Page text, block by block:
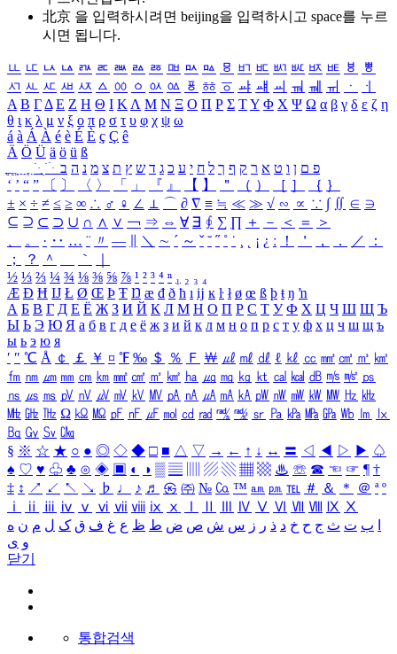
北京 을 입력하시려면 beijing을 입력하시고 space를 누르
시면 됩니다.
ㅥ ㅦ ㅧ ㅨ ㅩ ㅪ ㅫ ㅬ ㅭ ㅮ ㅯ ㅰ ㅱ ㅲ ㅳ ㅴ ㅵ ㅶ ㅷ ㅸ
ㅹ
ㅺ ㅻ ㅼ ㅽ ㅾ ㅿ ㆀ ㆁ ㆂ ㆃ ㆄ ㆅ ㆆ ㆇ ㆈ ㆉ ㆊ ㆋ ㆌ ㆍ
ㆎ
Α Β ΓΔ Ε Ζ Η Θ Ι ΚΛ Μ Ν Ξ Ο Π Ρ Σ ΤΥ Φ Χ Ψ Ω α β γ δ ε ζ η
θ ι κ λ μ ν ξ ο π ρ σ τ υ φ χ ψ ω
á à Á À é è É È ç Ç ê
Ä Ö Ü ä ö ü ß
ִֶֹ ֻּ ׁׂ פ ם ן ו ט א ר ק ף ך ל ח י ע כ ג ד ש ץ ת צ מ נ ה ב
‘ ’ “ ” 〔 〕 〈 〉 「 」 『 』 【 】 ＂ （ ） ［ ］ ｛ ｝
± × ÷ ≠ ≤ ≥ ∞ ∴ ♂ ♀ ∠ ⊥ ⌒ ∂ ∇ ≡ ≒ ≪ ≫ √ ∽ ∝ ∵ ∫ ∬ ∈ ∋
⊆ ⊇ ⊂ ⊃ ∪ ∩ ∧ ∨ ￢ ⇒ ⇔ ∀ ∃ ∮ ∑ ∏ ＋ － ＜ ＝
＞
、
。 · ‥ … ¨ 〃 ― ＼ ∼ ´ ～ ˇ ˘ ˝ ˚ ˙ ¸ ¡ ¿ ː ！ ＇ ， ． ／
：
；
？ ＾ ｀
½ ⅓ ⅔ ¼ ¾ ⅛ ⅜ ⅝ ⅞ ¹ ² ³ ⁴ ⁿ ₁ ₂ ₃ ₄
Æ Ð Ħ Ĳ Ł Ø Œ Þ Ŧ Ŋ æ đ ð ħ ı ĳ ĸ ŀ ł ø œ ß þ ŧ ŋ ŉ
А Б В Г Д Е Ё Ж З И Й К Л М Н О П Р С Т У Ф Х Ц Ч Ш Щ Ъ
Ы Ь Э Ю Я а б в г д е ё ж з и й к л м н о п р с т у ф х ц ч ш щ ъ
ы ь э ю я
′ ″ ℃ Å ￠ ￡ ￥ ¤ ℉ ‰ ＄ ％ Ｆ ￦ ㎕ ㎖ ㎗ ℓ ㎘ ㏄ ㎣ ㎤ ㎥ ㎦
㎙ ㎚ ㎛ ㎜ ㎝ ㎞ ㎟ ㎠ ㎡ ㎢ ㏊ ㎍ ㎎ ㎏ ㏏ ㎈ ㎉ ㏈ ㎧ ㎨ ㎰
㎱ ㎲ ㎳ ㎴ ㎵ ㎶ ㎷ ㎸ ㎹ ㎀ ㎁ ㎂ ㎃ ㎄ ㎺ ㎻ ㎽ ㎾ ㎿ ㎐ ㎑
㎒ ㎓ ㎔ Ω ㏀ ㏁ ㎊ ㎋ ㎌ ㏖ ㏅ ㎭ ㎮ ㎯ ㏛ ㎩ ㎪ ㎫ ㎬ ㏝ ㏐
㏓
㏃ ㏉ ㏜ ㏆
§ ※ ☆ ★ ○ ● ◎ ◇ ◆ □ ■ △ ▽ → ← ↑ ↓ ↔ 〓 ◁ ◀ ▷ ▶ ♤
♠ ♡ ♥ ♧ ♣ ⊙ ◈ ▣ ◐ ◑ ▒ ▤ ▨ ▧ ▦ ▩ ♨ ☏ ☎ ☜ ☞ ¶ †
‡ ↕ ↗ ↙ ↖ ↘ ♭ ♩ ♪ ♬ ㉿ ㈜ № ㏇ ™ ㏂ ㏘ ℡ ＃ ＆ ＊ ＠ ª º
ⅰ
ⅱ ⅲ ⅳ ⅴ ⅵ ⅶ ⅷ ⅸ ⅹ Ⅳ Ⅴ Ⅵ Ⅶ Ⅷ Ⅸ Ⅹ
ب ت ث ج ح خ د ذ ر ز س ش ص ض ط ظ ع غ ف ق ک ل م ن ه
و ی
닫기
통합검색